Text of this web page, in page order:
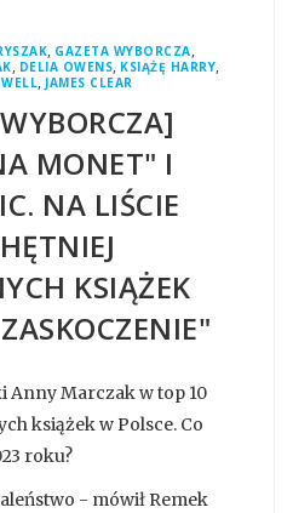
, GAZETA WYBORCZA,
, DELIA OWENS, KSIĄŻĘ HARRY,
, JAMES CLEAR
MONET" I
NA LIŚCIE
KSIĄŻEK
Anny Marczak w top 10
książek w Polsce. Co
roku?
- mówił Remek